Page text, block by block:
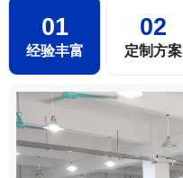
01
经验丰富
02
定制方案